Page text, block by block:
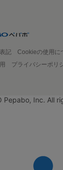
記
Cookieの使用に
プライバシーポリ
Pepabo, Inc. All